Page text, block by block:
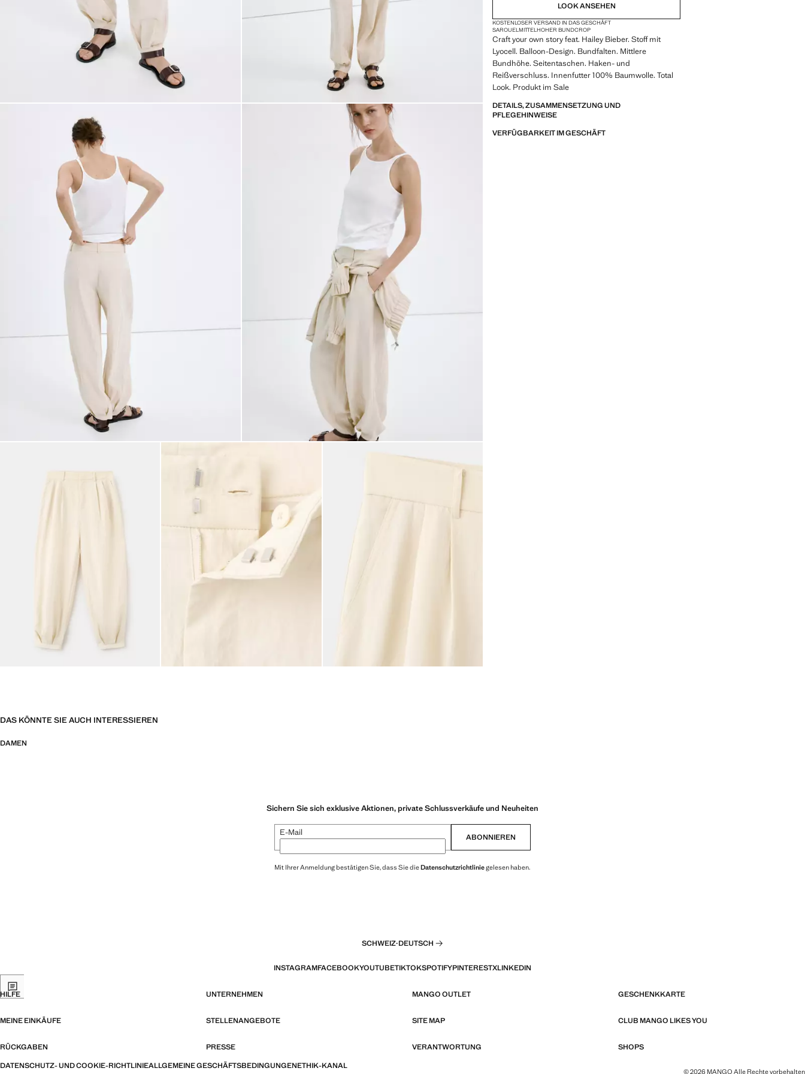
LOOK ANSEHEN
KOSTENLOSER VERSAND IN DAS GESCHÄFT
SAROUELMITTELHOHER BUNDCROP
Craft your own story feat. Hailey Bieber. Stoff mit
Lyocell. Balloon-Design. Bundfalten. Mittlere
Bundhöhe. Seitentaschen. Haken- und
Reißverschluss. Innenfutter 100% Baumwolle. Total
Look. Produkt im Sale
DETAILS, ZUSAMMENSETZUNG UND
PFLEGEHINWEISE
VERFÜGBARKEIT IM GESCHÄFT
DAS KÖNNTE SIE AUCH INTERESSIEREN
DAMEN
Sichern Sie sich exklusive Aktionen, private Schlussverkäufe und Neuheiten
E-Mail ABONNIEREN
Mit Ihrer Anmeldung bestätigen Sie, dass Sie dieDatenschutzrichtliniegelesen haben.
SCHWEIZ·DEUTSCH
INSTAGRAMFACEBOOKYOUTUBETIKTOKSPOTIFYPINTERESTXLINKEDIN
HILFE UNTERNEHMEN MANGO OUTLET GESCHENKKARTE
MEINE EINKÄUFE STELLENANGEBOTE SITE MAP CLUB MANGO LIKES YOU
RÜCKGABEN PRESSE VERANTWORTUNG
SHOPS
DATENSCHUTZ- UND COOKIE-RICHTLINIEALLGEMEINE GESCHÄFTSBEDINGUNGENETHIK-KANAL
© 2026 MANGO Alle Rechte vorbehalten